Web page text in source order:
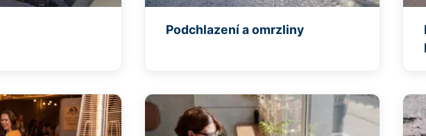
Podchlazení a omrzliny